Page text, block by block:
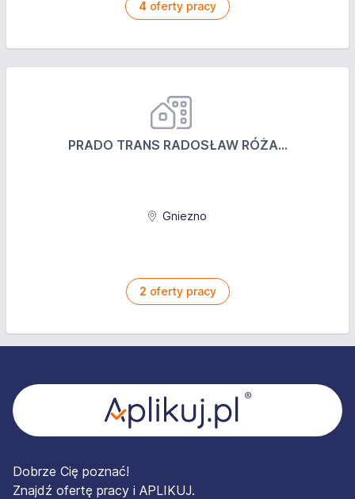
4 oferty pracy
PRADO TRANS RADOSŁAW RÓŻA...
Gniezno
2 oferty pracy
Dobrze Cię poznać!
Znajdź ofertę pracy i APLIKUJ.